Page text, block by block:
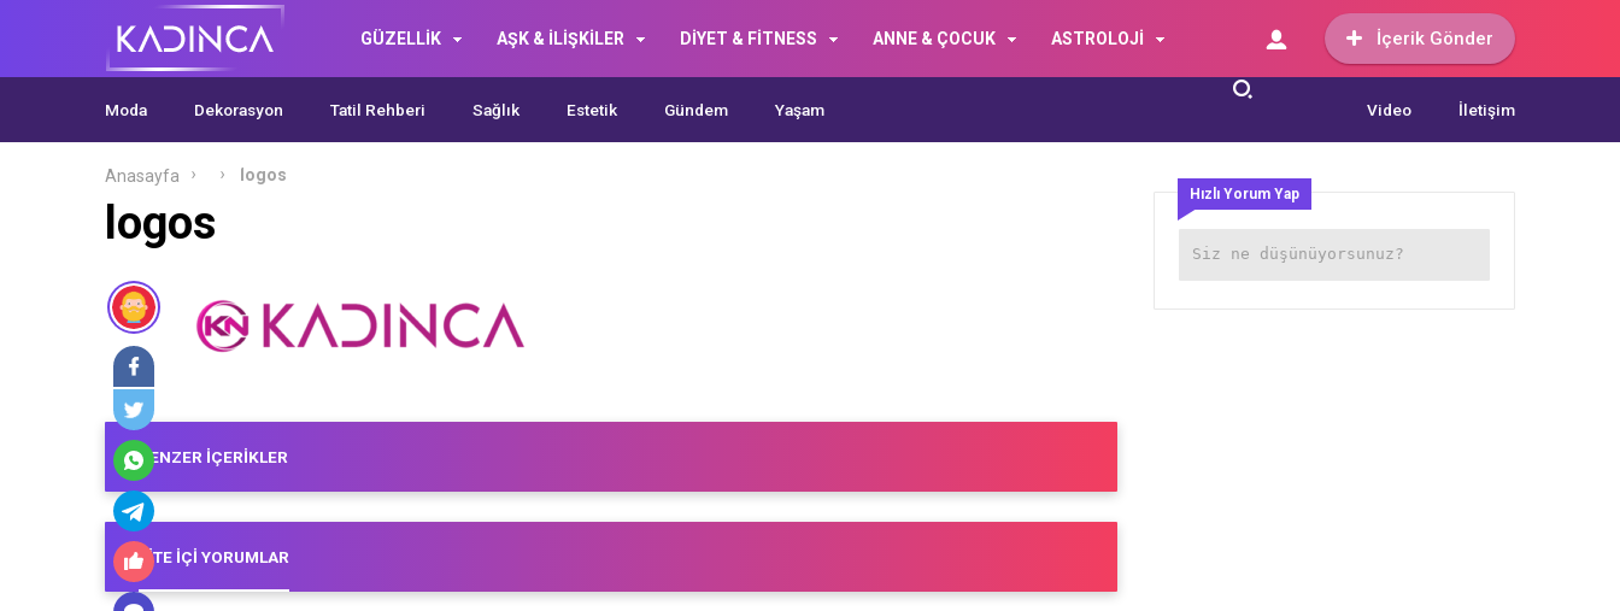
GÜZELLİK AŞK & İLİŞKİLER DİYET & FİTNESS ANNE & ÇOCUK ASTROLOJİ İçerik Gönder
Moda Dekorasyon Tatil Rehberi Sağlık Estetik Gündem Yaşam Video İletişim
Anasayfa logos
logos
BENZER İÇERIKLER
SITE İÇI YORUMLAR
Hızlı Yorum Yap